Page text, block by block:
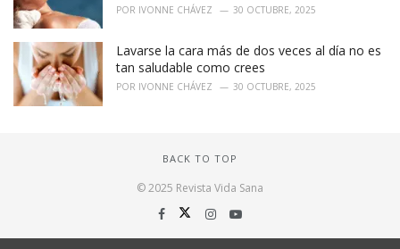
POR IVONNE CHÁVEZ 30 OCTUBRE, 2025
Lavarse la cara más de dos veces al día no es
tan saludable como crees
POR IVONNE CHÁVEZ 30 OCTUBRE, 2025
BACK TO TOP
© 2025 Revista Vida Sana